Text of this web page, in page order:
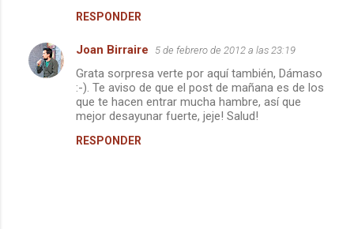
RESPONDER
Joan Birraire 5 de febrero de 2012 a las 23:19
Grata sorpresa verte por aquí también, Dámaso
:-). Te aviso de que el post de mañana es de los
que te hacen entrar mucha hambre, así que
mejor desayunar fuerte, jeje! Salud!
RESPONDER